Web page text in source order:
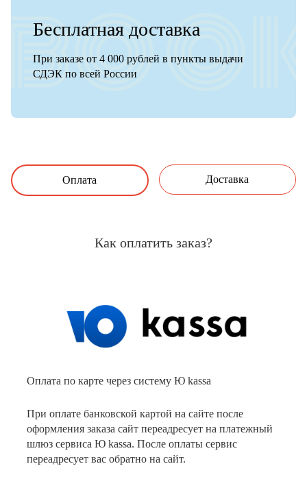
Бесплатная доставка
При заказе от 4 000 рублей в пункты выдачи
СДЭК по всей России
Оплата Доставка
Как оплатить заказ?
Оплата по карте через систему Ю kassa
При оплате банковской картой на сайте после
оформления заказа сайт переадресует на платежный
шлюз сервиса Ю kassa. После оплаты сервис
переадресует вас обратно на сайт.